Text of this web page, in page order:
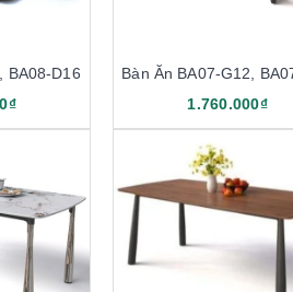
BA08-D16
Bàn Ăn BA07-G12,
1.760.000₫